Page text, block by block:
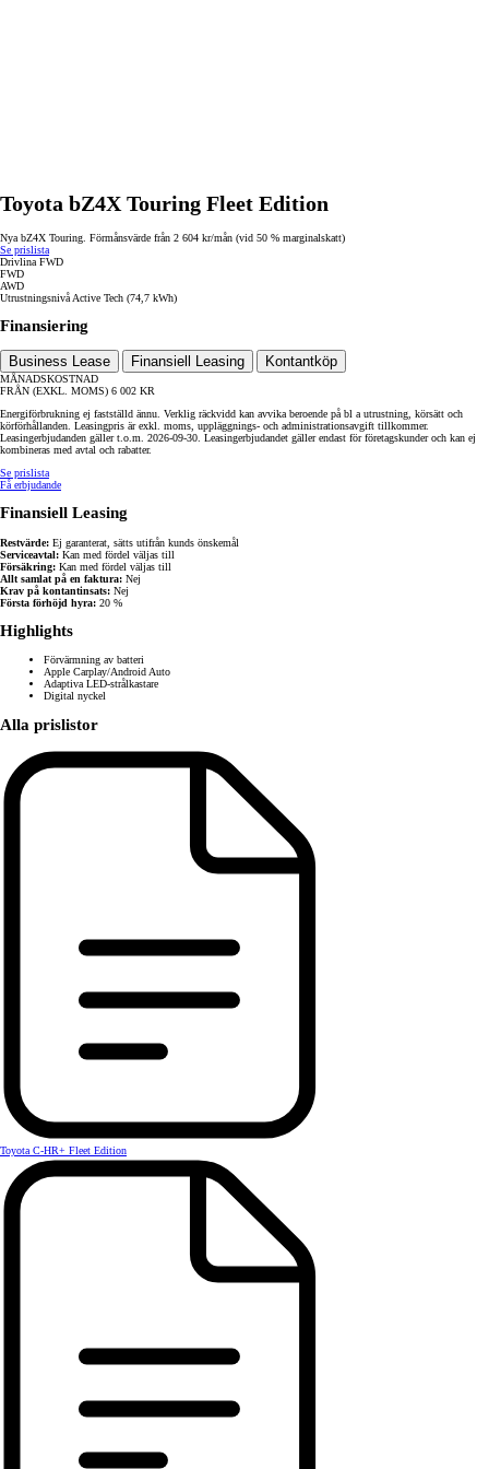
Toyota bZ4X Touring Fleet Edition
Nya bZ4X Touring. Förmånsvärde från 2 604 kr/mån (vid 50 % marginalskatt)
Se prislista
Drivlina FWD
FWD
AWD
Utrustningsnivå Active Tech (74,7 kWh)
Finansiering
Business Lease Finansiell Leasing Kontantköp
MÅNADSKOSTNAD
FRÅN (EXKL. MOMS) 6 002 KR
Energiförbrukning ej fastställd ännu. Verklig räckvidd kan avvika beroende på bl a utrustning, körsätt och
körförhållanden. Leasingpris är exkl. moms, uppläggnings- och administrationsavgift tillkommer.
Leasingerbjudanden gäller t.o.m. 2026-09-30. Leasingerbjudandet gäller endast för företagskunder och kan ej
kombineras med avtal och rabatter.
Se prislista
Få erbjudande
Finansiell Leasing
Restvärde: Ej garanterat, sätts utifrån kunds önskemål
Serviceavtal: Kan med fördel väljas till
Försäkring: Kan med fördel väljas till
Allt samlat på en faktura: Nej
Krav på kontantinsats: Nej
Första förhöjd hyra: 20 %
Highlights
Förvärmning av batteri
Apple Carplay/Android Auto
Adaptiva LED-strålkastare
Digital nyckel
Alla prislistor
Toyota C-HR+ Fleet Edition